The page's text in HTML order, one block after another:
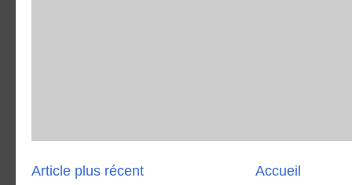
Article plus récent Accueil